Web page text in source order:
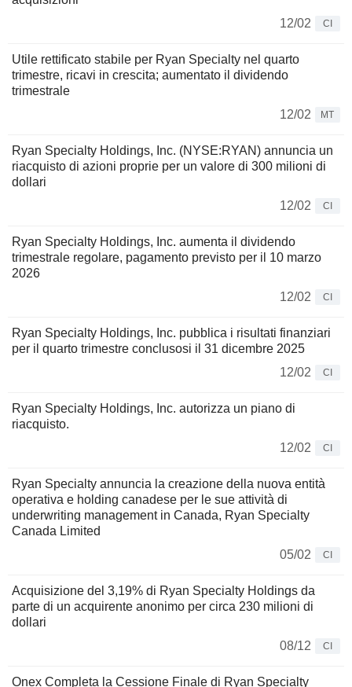
12/02
CI
Utile rettificato stabile per Ryan Specialty nel quarto
trimestre, ricavi in crescita; aumentato il dividendo
trimestrale
12/02
MT
Ryan Specialty Holdings, Inc. (NYSE:RYAN) annuncia un
riacquisto di azioni proprie per un valore di 300 milioni di
dollari
12/02
CI
Ryan Specialty Holdings, Inc. aumenta il dividendo
trimestrale regolare, pagamento previsto per il 10 marzo
2026
12/02
CI
Ryan Specialty Holdings, Inc. pubblica i risultati finanziari
per il quarto trimestre conclusosi il 31 dicembre 2025
12/02
CI
Ryan Specialty Holdings, Inc. autorizza un piano di
riacquisto.
12/02
CI
Ryan Specialty annuncia la creazione della nuova entità
operativa e holding canadese per le sue attività di
underwriting management in Canada, Ryan Specialty
Canada Limited
05/02
CI
Acquisizione del 3,19% di Ryan Specialty Holdings da
parte di un acquirente anonimo per circa 230 milioni di
dollari
08/12
CI
Onex Completa la Cessione Finale di Ryan Specialty